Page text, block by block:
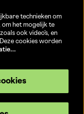
technieken om
om het mogelijk te
ook video’s, en
cookies worden